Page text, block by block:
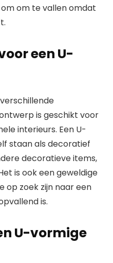
om te vallen omdat
een U-
is geschikt voor
interieurs. Een U-
staan ​​als decoratief
decoratieve items,
is ook een geweldige
op zoek zijn naar een
is.
U-vormige